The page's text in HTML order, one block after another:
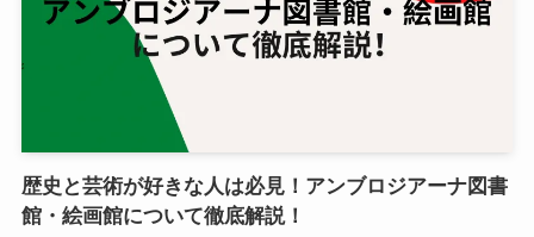
歴史と芸術が好きな人は必見！アンブロジアーナ図書
館・絵画館について徹底解説！